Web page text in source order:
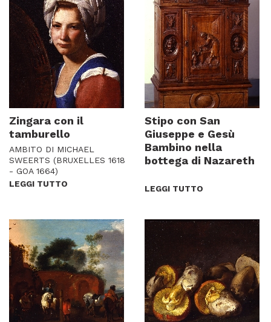
Zingara con il
tamburello
AMBITO DI MICHAEL
SWEERTS (BRUXELLES 1618
- GOA 1664)
LEGGI TUTTO
Stipo con San
Giuseppe e Gesù
Bambino nella
bottega di Nazareth
LEGGI TUTTO